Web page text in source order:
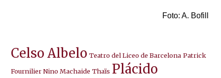
Foto: A. Bofill
Celso Albelo Teatro del Liceo de Barcelona Patrick
Fournilier Nino Machaide Thaïs Plácido